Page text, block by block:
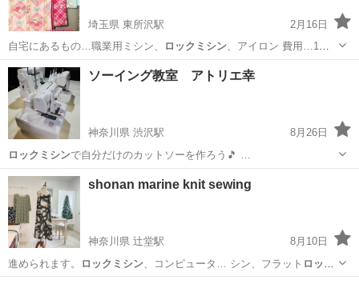
埼玉県 東所沢駅
2月16日
自宅にあるもの…職業用ミシン、
ロックミシン、アイロン 費用…1時
間1,500…
埼玉 所沢市 東所沢駅 洋裁 ロックミシン
ソーイング教室 アトリエ幸
神奈川県 渋沢駅
8月26日
ロックミシンで自分だけのカットソーを作ろう🎵 …
神奈川 秦野市
shonan marine knit sewing
神奈川県 辻堂駅
8月10日
進められます。
ロックミシン、コンピュータ… シン、フラット ロック
ミシンを使用していま… す。(ロックミシン初めての方でも…